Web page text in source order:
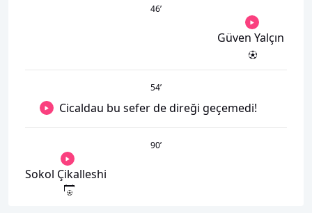
46’
Güven Yalçın
54’
Cicaldau bu sefer de direği geçemedi!
90’
Sokol Çikalleshi